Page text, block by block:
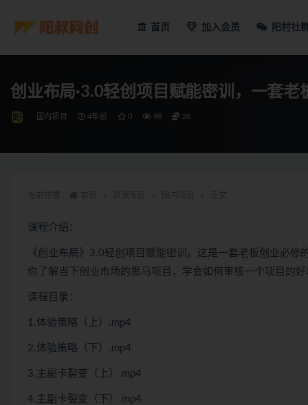
首页 加入会员 阳村社
创业布局·3.0轻创项目赋能密训，一套
国内项目 4年前 0 98 28
课程介绍：
《创业布局》3.0轻创项目赋能密训。这是一套老板创业必
你了解当下创业市场的黑马项目，学会如何审核一个项目的
课程目录：
1.体验策略（上）.mp4
2.体验策略（下）.mp4
3.主副卡裂变（上）.mp4
4.主副卡裂变（下）.mp4